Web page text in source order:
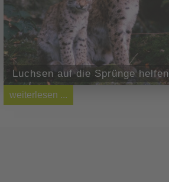
Luchsen auf die Sprünge helfen
weiterlesen ...